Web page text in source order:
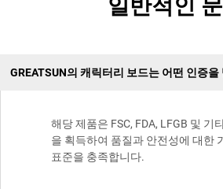
일반적인 문
GREATSUN의 캐릭터리 보드는 어떤 인증을
해당 제품은 FSC, FDA, LFGB 및 기
을 획득하여 품질과 안전성에 대한
표준을 충족합니다.